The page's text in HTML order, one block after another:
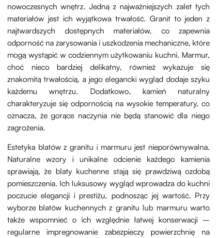
nowoczesnych wnętrz. Jedną z najważniejszych zalet tych
materiałów jest ich wyjątkowa trwałość. Granit to jeden z
najtwardszych dostępnych materiałów, co zapewnia
odporność na zarysowania i uszkodzenia mechaniczne, które
mogą wystąpić w codziennym użytkowaniu kuchni. Marmur,
choć nieco bardziej delikatny, również wykazuje się
znakomitą trwałością, a jego elegancki wygląd dodaje szyku
każdemu wnętrzu. Dodatkowo, kamień naturalny
charakteryzuje się odpornością na wysokie temperatury, co
oznacza, że gorące naczynia nie będą stanowić dla niego
zagrożenia.
Estetyka blatów z granitu i marmuru jest nieporównywalna.
Naturalne wzory i unikalne odcienie każdego kamienia
sprawiają, że blaty kuchenne stają się prawdziwą ozdobą
pomieszczenia. Ich luksusowy wygląd wprowadza do kuchni
poczucie elegancji i prestiżu, podnosząc jej wartość. Przy
wyborze blatów kuchennych z granitu lub marmuru warto
także wspomnieć o ich względnie łatwej konserwacji –
regularne impregnowanie zabezpieczy powierzchnię na